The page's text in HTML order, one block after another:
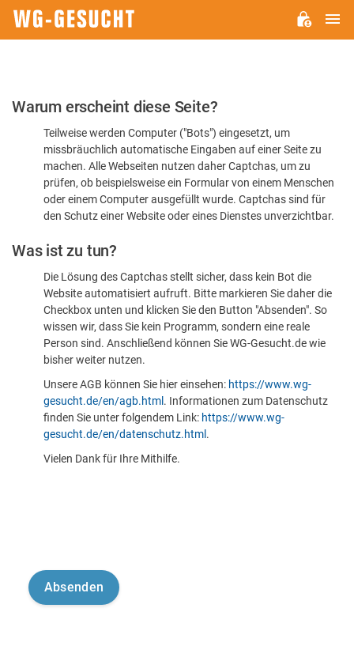
Bitte
dass
sind
Warum erscheint diese Seite?
Teilweise werden Computer ("Bots") eingesetzt, um
missbräuchlich automatische Eingaben auf einer Seite zu
machen. Alle Webseiten nutzen daher Captchas, um zu
prüfen, ob beispielsweise ein Formular von einem Menschen
oder einem Computer ausgefüllt wurde. Captchas sind für
den Schutz einer Website oder eines Dienstes unverzichtbar.
Was ist zu tun?
Die Lösung des Captchas stellt sicher, dass kein Bot die
Website automatisiert aufruft. Bitte markieren Sie daher die
Checkbox unten und klicken Sie den Button "Absenden". So
wissen wir, dass Sie kein Programm, sondern eine reale
Person sind. Anschließend können Sie WG-Gesucht.de wie
bisher weiter nutzen.
Unsere AGB können Sie hier einsehen: https://www.wg-
gesucht.de/en/agb.html . Informationen zum Datenschutz
finden Sie unter folgendem Link: https://www.wg-
gesucht.de/en/datenschutz.html .
Vielen Dank für Ihre Mithilfe.